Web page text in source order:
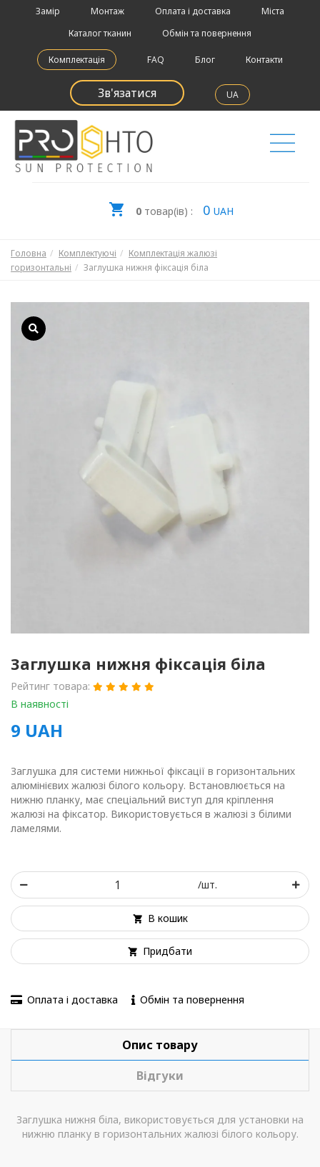
Замір Монтаж Оплата і доставка
Міста
Каталог тканин
Обмін та повернення
Комплектація FAQ Блог Контакти
Зв'язатися UA
0товар(ів) : 0 UAH
Головна Комплектуючі
Комплектація жалюзі
горизонтальні
Заглушка нижня фіксація біла
Заглушка нижня фіксація біла
Рейтинг товара:
В наявності
9 UAH
Заглушка для системи нижньої фіксації в горизонтальних
алюмінієвих жалюзі білого кольору. Встановлюється на
нижню планку, має спеціальний виступ для кріплення
жалюзі на фіксатор. Використовується в жалюзі з білими
ламелями.
/шт.
В кошик
Придбати
Оплата і доставка Обмін та повернення
Опис товару
Відгуки
Заглушка нижня біла, використовується для установки на
нижню планку в горизонтальних жалюзі білого кольору.